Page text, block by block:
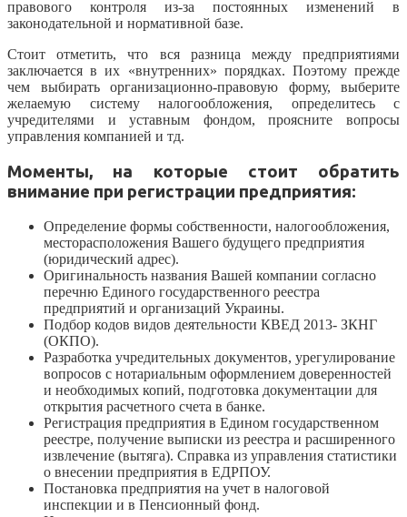
правового контроля из-за постоянных изменений в
законодательной и нормативной базе.
Стоит отметить, что вся разница между предприятиями
заключается в их «внутренних» порядках. Поэтому прежде
чем выбирать организационно-правовую форму, выберите
желаемую систему налогообложения, определитесь с
учредителями и уставным фондом, проясните вопросы
управления компанией и тд.
Моменты, на которые стоит обратить
внимание при регистрации предприятия:
Определение формы собственности, налогообложения,
месторасположения Вашего будущего предприятия
(юридический адрес).
Оригинальность названия Вашей компании согласно
перечню Единого государственного реестра
предприятий и организаций Украины.
Подбор кодов видов деятельности КВЕД 2013- ЗКНГ
(ОКПО).
Разработка учредительных документов, урегулирование
вопросов с нотариальным оформлением доверенностей
и необходимых копий, подготовка документации для
открытия расчетного счета в банке.
Регистрация предприятия в Едином государственном
реестре, получение выписки из реестра и расширенного
извлечение (вытяга). Справка из управления статистики
о внесении предприятия в ЕДРПОУ.
Постановка предприятия на учет в налоговой
инспекции и в Пенсионный фонд.